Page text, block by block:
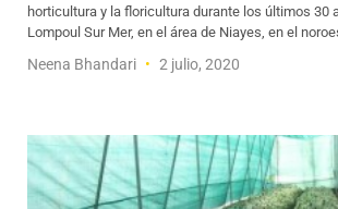
horticultura y la floricultura durante los últimos 30
Lompoul Sur Mer, en el área de Niayes, en el
Neena Bhandari 2 julio, 2020